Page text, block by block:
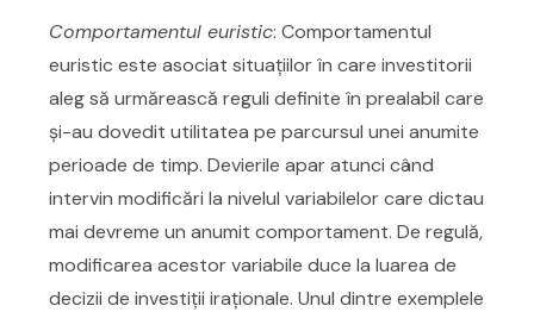
Comportamentul euristic: Comportamentul
euristic este asociat situațiilor în care investitorii
aleg să urmărească reguli definite în prealabil care
și-au dovedit utilitatea pe parcursul unei anumite
perioade de timp. Devierile apar atunci când
intervin modificări la nivelul variabilelor care dictau
mai devreme un anumit comportament. De regulă,
modificarea acestor variabile duce la luarea de
decizii de investiții iraționale. Unul dintre exemplele